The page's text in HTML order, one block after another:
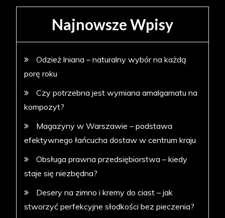
Najnowsze Wpisy
Odzież lniana – naturalny wybór na każdą
porę roku
Czy potrzebna jest wymiana amalgamatu na
kompozyt?
Magazyny w Warszawie – podstawa
efektywnego łańcucha dostaw w centrum kraju
Obsługa prawna przedsiębiorstwa – kiedy
staje się niezbędna?
Desery na zimno i kremy do ciast – jak
stworzyć perfekcyjne słodkości bez pieczenia?